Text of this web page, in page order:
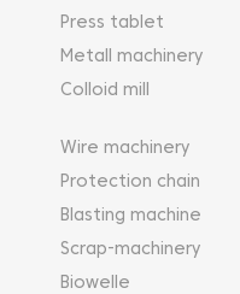
Press tablet
Metall machinery
Colloid mill
Wire machinery
Protection chain
Blasting machine
Scrap-machinery
Biowelle